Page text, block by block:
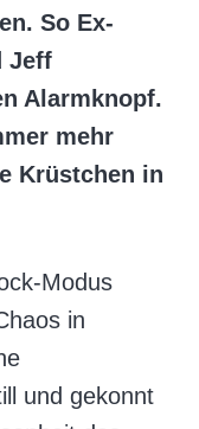
So Ex-
Jeff
Alarmknopf.
mehr
Krüstchen in
Modus
in
und gekonnt